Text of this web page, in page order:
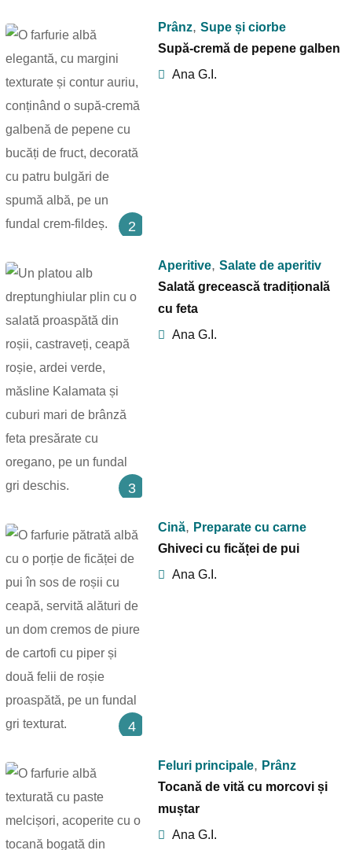
2
Prânz, Supe și ciorbe
Supă-cremă de pepene galben
Ana G.I.
3
Aperitive, Salate de aperitiv
Salată grecească tradițională
cu feta
Ana G.I.
4
Cină, Preparate cu carne
Ghiveci cu ficăței de pui
Ana G.I.
Feluri principale, Prânz
Tocană de vită cu morcovi și
muștar
Ana G.I.